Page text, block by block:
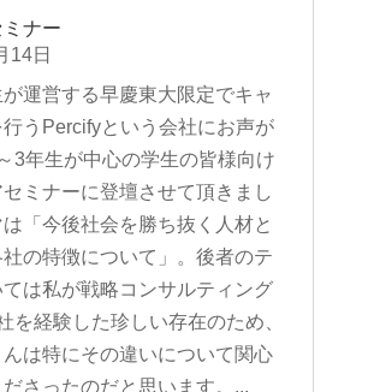
ナー
14日
運営する早慶東大限定でキャ
行うPercifyという会社にお声が
3年生が中心の学生の皆様向け
ミナーに登壇させて頂きまし
「今後社会を勝ち抜く人材と
の特徴について」。後者のテ
は私が戦略コンサルティング
を経験した珍しい存在のため、
は特にその違いについて関心
さったのだと思います。...